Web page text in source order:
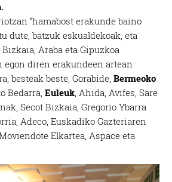
“hamabost erakunde baino
dute, batzuk eskualdekoak, eta
Araba eta Gipuzkoa
egon diren erakundeen artean
besteak beste, Gorabide,Bermeoko
Bedarra,Euleuk, Ahida, Avifes, Sare
Secot Bizkaia, Gregorio Ybarra
Adeco, Euskadiko Gazteriaren
Elkartea, Aspace eta